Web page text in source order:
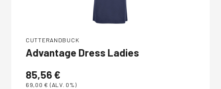
CUTTERANDBUCK
Advantage Dress Ladies
85,56 €
69,00 € (ALV. 0%)